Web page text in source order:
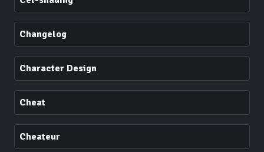
Changelog
Character Design
Cheat
Cheateur